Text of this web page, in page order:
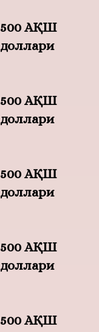
500 АҚШ
доллари
500 АҚШ
доллари
500 АҚШ
доллари
500 АҚШ
доллари
500 АҚШ